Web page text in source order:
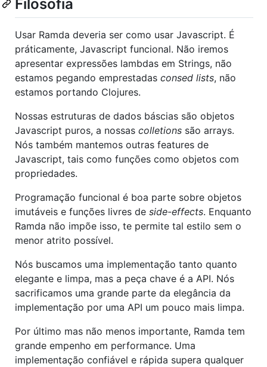
Filosofia
Usar Ramda deveria ser como usar Javascript. É
práticamente, Javascript funcional. Não iremos
apresentar expressões lambdas em Strings, não
estamos pegando emprestadas consed lists, não
estamos portando Clojures.
Nossas estruturas de dados báscias são objetos
Javascript puros, a nossas colletions são arrays.
Nós também mantemos outras features de
Javascript, tais como funções como objetos com
propriedades.
Programação funcional é boa parte sobre objetos
imutáveis e funções livres de side-effects. Enquanto
Ramda não impõe isso, te permite tal estilo sem o
menor atrito possível.
Nós buscamos uma implementação tanto quanto
elegante e limpa, mas a peça chave é a API. Nós
sacrificamos uma grande parte da elegância da
implementação por uma API um pouco mais limpa.
Por último mas não menos importante, Ramda tem
grande empenho em performance. Uma
implementação confiável e rápida supera qualquer